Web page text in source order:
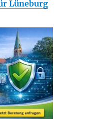
Lüneburg